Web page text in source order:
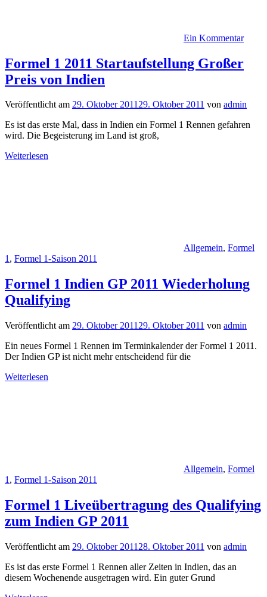
Ein Kommentar
Formel 1 2011 Startaufstellung Großer
Preis von Indien
Veröffentlicht am 29. Oktober 201129. Oktober 2011 von admin
Es ist das erste Mal, dass in Indien ein Formel 1 Rennen gefahren
wird. Die Begeisterung im Land ist groß,
Weiterlesen
Allgemein, Formel
1, Formel 1-Saison 2011
Formel 1 Indien GP 2011 Wiederholung
Qualifying
Veröffentlicht am 29. Oktober 2011 29. Oktober 2011 von admin
Ein neues Formel 1 Rennen im Terminkalender der Formel 1 2011.
Der Indien GP ist nicht mehr entscheidend für die
Weiterlesen
Allgemein, Formel
1 , Formel 1-Saison 2011
Formel 1 Liveübertragung des Qualifying
zum Indien GP 2011
Veröffentlicht am 29. Oktober 2011 28. Oktober 2011 von admin
Es ist das erste Formel 1 Rennen aller Zeiten in Indien, das an
diesem Wochenende ausgetragen wird. Ein guter Grund